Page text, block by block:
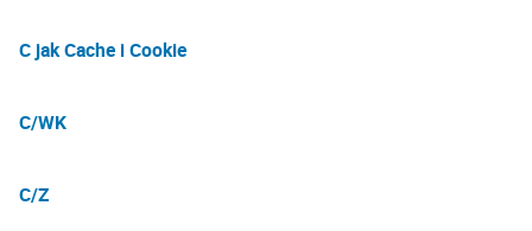
C jak Cache i Cookie
C/WK
C/Z